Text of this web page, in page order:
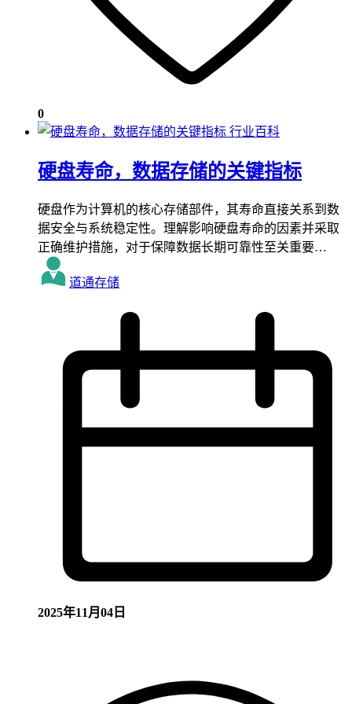
0
行业百科
硬盘寿命，数据存储的关键指标
硬盘作为计算机的核心存储部件，其寿命直接关系到数
据安全与系统稳定性。理解影响硬盘寿命的因素并采取
正确维护措施，对于保障数据长期可靠性至关重要…
道通存储
2025年11月04日